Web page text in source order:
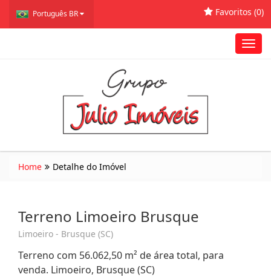
Português BR Favoritos (0)
Home Detalhe do Imóvel
Terreno Limoeiro Brusque
Limoeiro - Brusque (SC)
Terreno com 56.062,50 m² de área total, para
venda. Limoeiro, Brusque (SC)